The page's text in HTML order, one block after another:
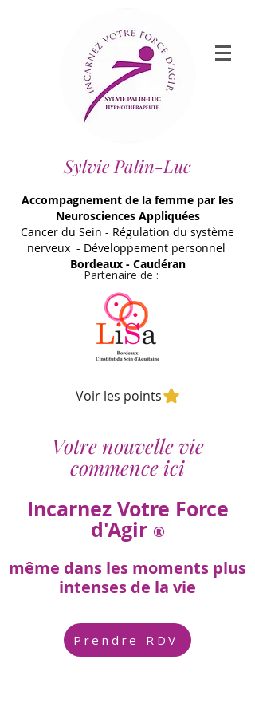
Sylvie Palin-Luc
Accompagnement de la femme par les
Neurosciences Appliquées
Cancer du Sein - Régulation du système
nerveux - Développement personnel
Bordeaux - Caudéran
Partenaire de :
Voir les points
Votre nouvelle vie
commence ici
Incarnez Votre Force
d'Agir ®
même dans les moments plus
intenses de la vie
Prendre RDV